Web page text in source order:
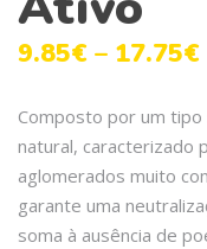
9.85€ – 17.75€
Composto por um
natural, caracterizado
aglomerados muito
garante uma
soma à ausência de